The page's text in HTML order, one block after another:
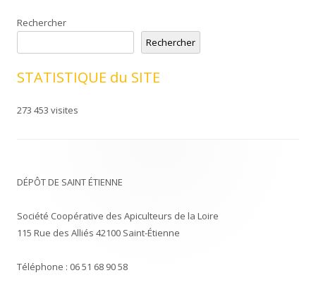
Rechercher
Rechercher
STATISTIQUE du SITE
273 453 visites
DÉPÔT DE SAINT ÉTIENNE
Société Coopérative des Apiculteurs de la Loire
115 Rue des Alliés 42100 Saint-Étienne
Téléphone : 06 51 68 90 58